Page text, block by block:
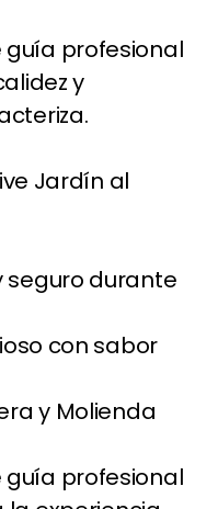
profesional
y
Jardín al
seguro durante
con sabor
y Molienda
profesional